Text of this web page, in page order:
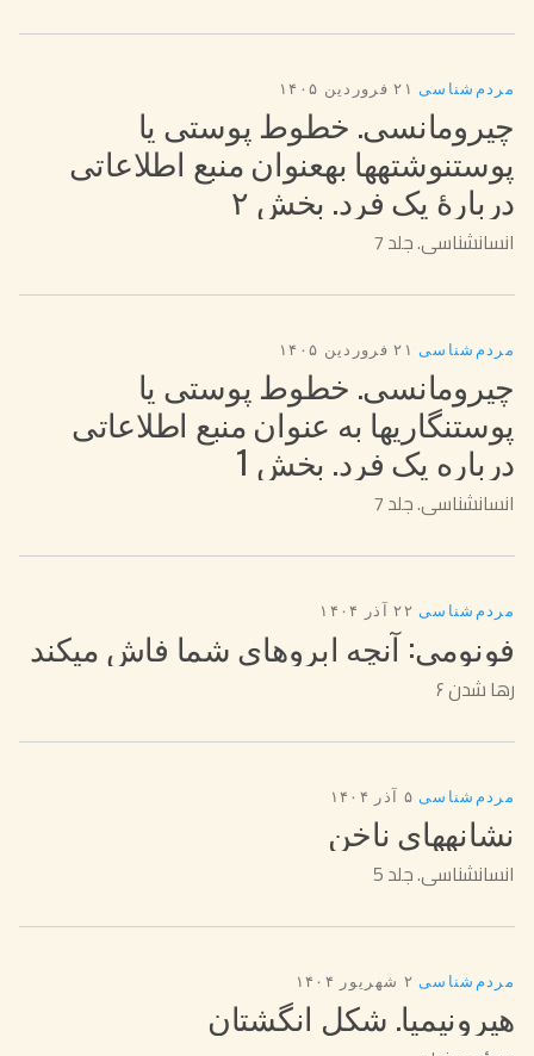
مردم‌شناسی ۲۱ فروردین ۱۴۰۵
چیرومانسی. خطوط پوستی یا
پوستنوشتهها بهعنوان منبع اطلاعاتی
دربارهٔ یک فرد. بخش ۲
انسانشناسی. جلد 7
مردم‌شناسی· ۲۱ فروردین ۱۴۰۵
چیرومانسی. خطوط پوستی یا
پوستنگاریها به عنوان منبع اطلاعاتی
درباره یک فرد. بخش 1
انسانشناسی. جلد 7
مردم‌شناسی· ۲۲ آذر ۱۴۰۴
فونومی: آنچه ابروهای شما فاش میکند
رها شدن ۶
مردم‌شناسی ۵ آذر ۱۴۰۴
نشانههای ناخن
انسانشناسی. جلد 5
مردم‌شناسی ۲ شهریور ۱۴۰۴
هیرونیمیا. شکل انگشتان